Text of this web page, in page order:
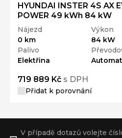
HYUNDAI INSTER 4S AX
POWER 49 kWh 84 kW
Nájezd
0 km
Výkon
84 kW
Palivo
Elektřina
719 889 Kč s DPH
Přidat k porovnání
V případě dotazů volejte